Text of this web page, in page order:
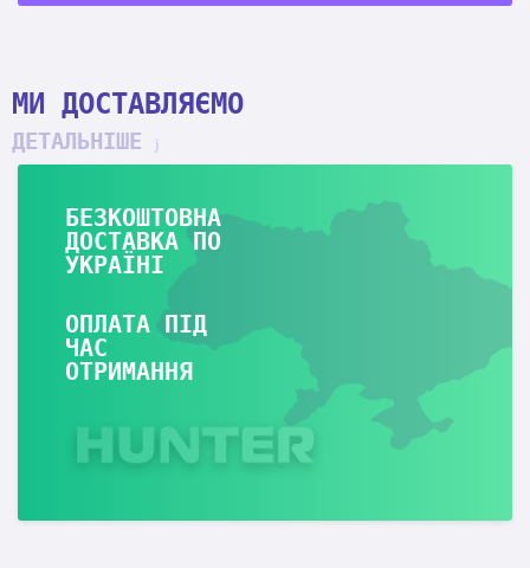
МИ ДОСТАВЛЯЄМО
ДЕТАЛЬНІШЕ
БЕЗКОШТОВНА
ДОСТАВКА ПО
УКРАЇНІ
ОПЛАТА ПІД
ЧАС
ОТРИМАННЯ